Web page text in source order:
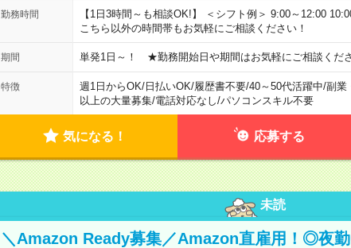
勤務時間
【1日3時間～も相談OK!】 ＜シフト例＞ 9:00～12:00
こちら以外の時間帯もお気軽にご相談ください！
期間 単発1日～！ ★勤務開始日や期間はお気軽にご相談く
特徴 週1日からOK/日払いOK/履歴書不要/40～50代活躍中/副業
以上の大量募集/電話対応なし/パソコンスキル不要
気になる！ 応募する
未読
＼Amazon Ready募集／Amazon直雇用！◎夜